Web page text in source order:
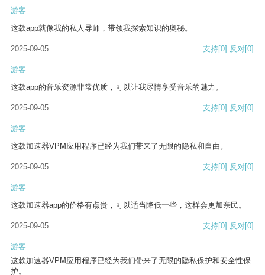
游客
这款app就像我的私人导师，带领我探索知识的奥秘。
2025-09-05 支持[0] 反对[0]
游客
这款app的音乐资源非常优质，可以让我尽情享受音乐的魅力。
2025-09-05 支持[0] 反对[0]
游客
这款加速器VPM应用程序已经为我们带来了无限的隐私和自由。
2025-09-05 支持[0] 反对[0]
游客
这款加速器app的价格有点贵，可以适当降低一些，这样会更加亲民。
2025-09-05 支持[0] 反对[0]
游客
这款加速器VPM应用程序已经为我们带来了无限的隐私保护和安全性保
护。